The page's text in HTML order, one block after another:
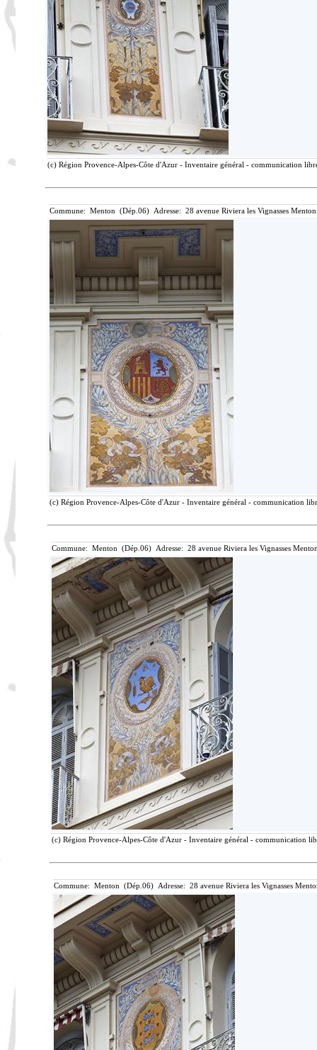
(c) Région Provence-Alpes-Côte d'Azur - Inventaire général - communication
Commune: Menton (Dép.06) Adresse: 28 avenue Riviera les Vignasses
(c) Région Provence-Alpes-Côte d'Azur - Inventaire général - communication
Commune: Menton (Dép.06) Adresse: 28 avenue Riviera les Vignasses
(c) Région Provence-Alpes-Côte d'Azur - Inventaire général - communication
Commune: Menton (Dép.06) Adresse: 28 avenue Riviera les Vignasses